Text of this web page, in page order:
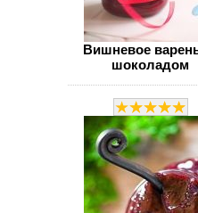
Вишневое
шоколадом